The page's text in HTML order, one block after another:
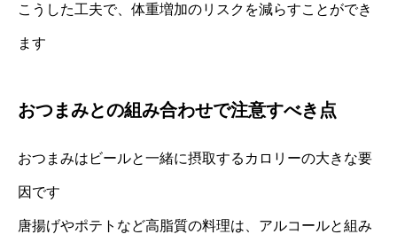
こうした工夫で、体重増加のリスクを減らすことができ
ます
おつまみとの組み合わせで注意すべき点
おつまみはビールと一緒に摂取するカロリーの大きな要
因です
唐揚げやポテトなど高脂質の料理は、アルコールと組み